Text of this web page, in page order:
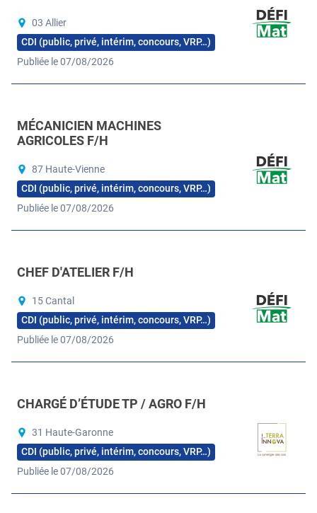
03 Allier
CDI (public, privé, intérim, concours, VRP…)
Publiée le 07/08/2026
MÉCANICIEN MACHINES
AGRICOLES F/H
87 Haute-Vienne
CDI (public, privé, intérim, concours, VRP…)
Publiée le 07/08/2026
CHEF D'ATELIER F/H
15 Cantal
CDI (public, privé, intérim, concours, VRP…)
Publiée le 07/08/2026
CHARGÉ D’ÉTUDE TP / AGRO F/H
31 Haute-Garonne
CDI (public, privé, intérim, concours, VRP…)
Publiée le 07/08/2026